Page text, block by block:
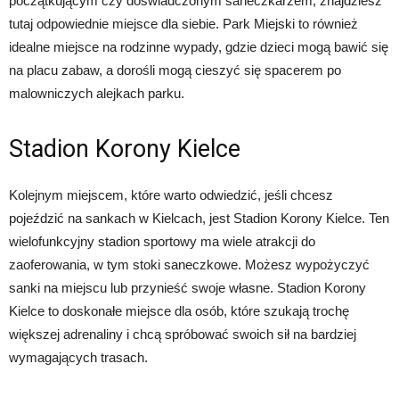
tutaj odpowiednie miejsce dla siebie. Park Miejski to również
idealne miejsce na rodzinne wypady, gdzie dzieci mogą bawić się
na placu zabaw, a dorośli mogą cieszyć się spacerem po
malowniczych alejkach parku.
Stadion Korony Kielce
Kolejnym miejscem, które warto odwiedzić, jeśli chcesz
pojeździć na sankach w Kielcach, jest Stadion Korony Kielce. Ten
wielofunkcyjny stadion sportowy ma wiele atrakcji do
zaoferowania, w tym stoki saneczkowe. Możesz wypożyczyć
sanki na miejscu lub przynieść swoje własne. Stadion Korony
Kielce to doskonałe miejsce dla osób, które szukają trochę
większej adrenaliny i chcą spróbować swoich sił na bardziej
wymagających trasach.